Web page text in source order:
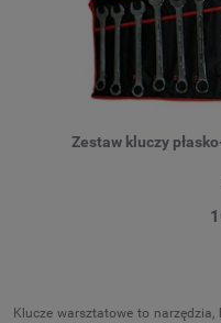
Zestaw kluczy
Klucze warsztatowe to